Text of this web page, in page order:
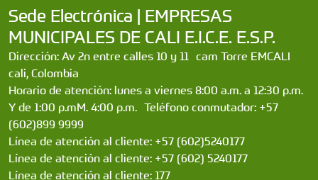
Sede Electrónica | EMPRESAS
MUNICIPALES DE CALI E.I.C.E. E.S.P.
Dirección: Av 2n entre calles 10 y 11 cam Torre EMCALI
cali, Colombia
Horario de atención: lunes a viernes 8:00 a.m. a 12:30 p.m.
Y de 1:00 p.mM. 4:00 p.m. Teléfono conmutador: +57
(602)899 9999
Línea de atención al cliente: +57 (602)5240177
Línea de atención al cliente: +57 (602) 5240177
Línea de atención al cliente: 177